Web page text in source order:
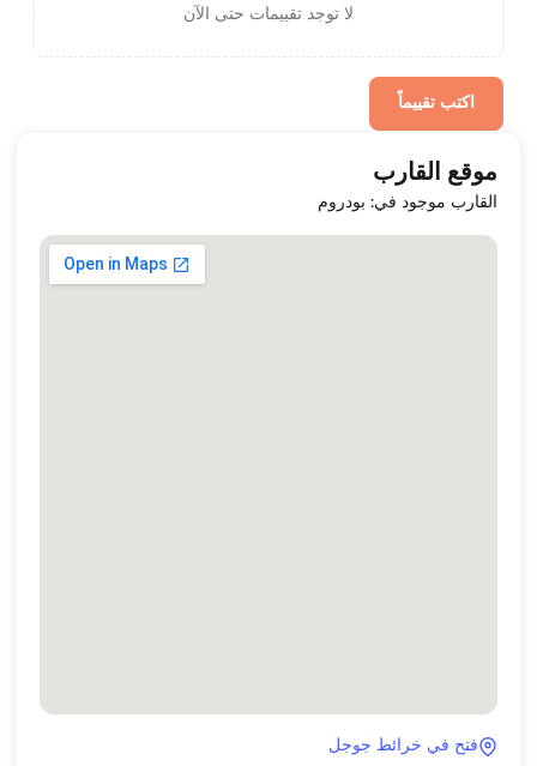
لا توجد تقييمات حتى الآن
اكتب تقييماً
موقع القارب
القارب موجود في: بودروم
فتح في خرائط جوجل